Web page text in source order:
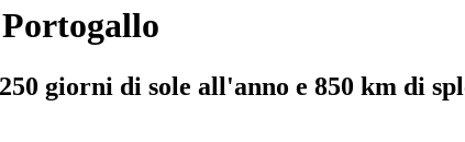
giorni di sole all'anno e 850 km di